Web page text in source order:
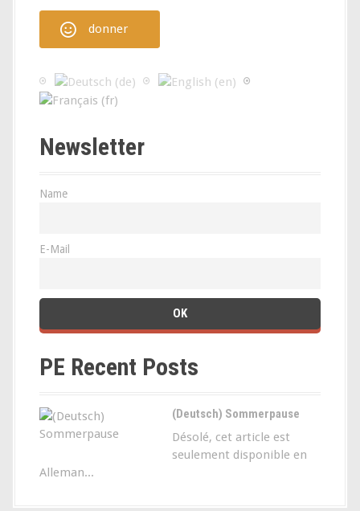
donner
Newsletter
Name
E-Mail
PE Recent Posts
(Deutsch) Sommerpause
Désolé, cet article est
seulement disponible en
Alleman...